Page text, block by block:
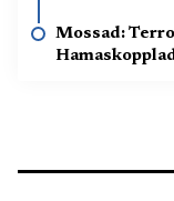
Mossad: